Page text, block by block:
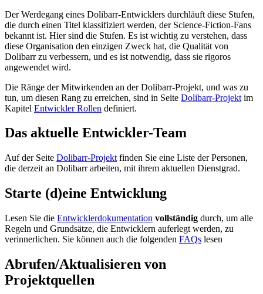
Der Werdegang eines Dolibarr-Entwicklers durchläuft diese Stufen,
die durch einen Titel klassifiziert werden, der Science-Fiction-Fans
bekannt ist. Hier sind die Stufen. Es ist wichtig zu verstehen, dass
diese Organisation den einzigen Zweck hat, die Qualität von
Dolibarr zu verbessern, und es ist notwendig, dass sie rigoros
angewendet wird.
Die Ränge der Mitwirkenden an der Dolibarr-Projekt, und was zu
tun, um diesen Rang zu erreichen, sind in Seite Dolibarr-Projekt im
Kapitel Entwickler Rollen definiert.
Das aktuelle Entwickler-Team
Auf der Seite Dolibarr-Projekt finden Sie eine Liste der Personen,
die derzeit an Dolibarr arbeiten, mit ihrem aktuellen Dienstgrad.
Starte (d)eine Entwicklung
Lesen Sie die Entwicklerdokumentation vollständig durch, um alle
Regeln und Grundsätze, die Entwicklern auferlegt werden, zu
verinnerlichen. Sie können auch die folgenden FAQs lesen
Abrufen/Aktualisieren von
Projektquellen